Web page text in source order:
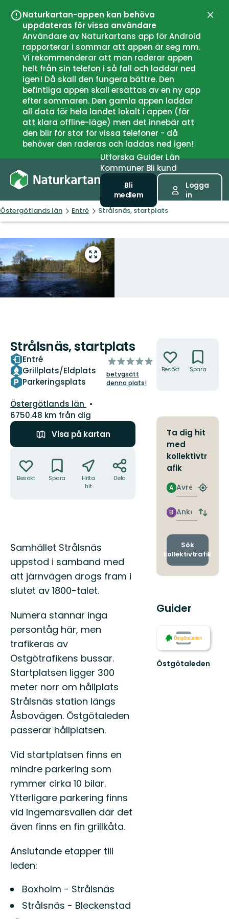
Naturkartan-appen kan behöva
uppdateras för vissa användare
Användare av Naturkartans app för Android
rapporterar i sommar att appen är seg mm.
Vi rekommenderar att man raderar appen
helt från sin telefon i så fall och laddar ned
igen! Då skall den fungera bättre. Den
befintliga appen skall ersättas av en ny app
efter sommaren. Den gamla appen laddar
all data för hela landet lokalt i appen (för
att klara offline-läge) men det innebär att
den blir för stor för vissa telefoner - då
behöver den raderas och laddas ned igen!
UtforskaGuiderLän
Kommuner Bli kund
Bli
medlem
Logga
in
Östergötlands län Entré Strålsnäs, startplats
Gå
till
helskärmsläge
Strålsnäs, startplats
Entré
Grillplats/Eldplats
Parkeringsplats
av
5
stjärnor
betygsätt
denna plats!
Län:
Östergötlands län
6750.48 km från dig
Visa på kartan
Besökt Spara
Hitta
hit
Dela
Beskrivning
Samhället Strålsnäs
uppstod i samband med
att järnvägen drogs fram i
slutet av 1800-talet.
Numera stannar inga
persontåg här, men
trafikeras av
Östgötrafikens bussar.
Startplatsen ligger 300
meter norr om hållplats
Strålsnäs station längs
Åsbovägen. Östgötaleden
passerar hållplatsen.
Vid startplatsen finns en
mindre parkering som
rymmer cirka 10 bilar.
Ytterligare parkering finns
vid Ingemarsvallen där det
även finns en fin grillkåta.
Anslutande etapper till
leden:
Boxholm - Strålsnäs
Strålsnäs - Bleckenstad
Besökt Spara
Ta dig hit
med
kollektivtr
afik
Avresa
A
Hitta
Ankomst
B
Byt
och
Sök
kollektivtrafik
Guider
Östgötaleden